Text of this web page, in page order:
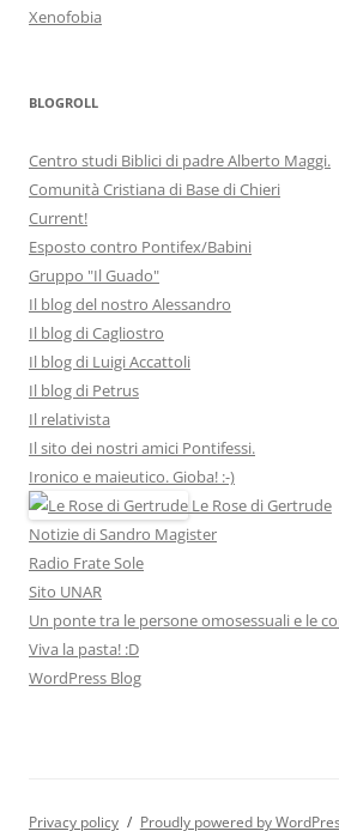
Xenofobia
BLOGROLL
Centro studi Biblici di padre Alberto Maggi.
Comunità Cristiana di Base di Chieri
Current!
Esposto contro Pontifex/Babini
Gruppo "Il Guado"
Il blog del nostro Alessandro
Il blog di Cagliostro
Il blog di Luigi Accattoli
Il blog di Petrus
Il relativista
Il sito dei nostri amici Pontifessi.
Ironico e maieutico. Gioba! :-)
Le Rose di Gertrude
Notizie di Sandro Magister
Radio Frate Sole
Sito UNAR
Un ponte tra le persone omosessuali e le
Viva la pasta! :D
WordPress Blog
Privacy policy Proudly powered by